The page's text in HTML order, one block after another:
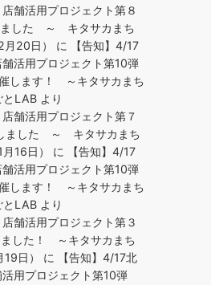
舗活用プロジェクト第８
ました ～ キタサカまち
20日）
に
【告知】4/17
活用プロジェクト第10弾
します！ ～キタサカまち
とLAB より
舗活用プロジェクト第７
ました ～ キタサカまち
16日）
に
【告知】4/17
活用プロジェクト第10弾
します！ ～キタサカまち
とLAB より
舗活用プロジェクト第３
した！ ～キタサカまち
日）
に
【告知】4/17北
用プロジェクト第10弾